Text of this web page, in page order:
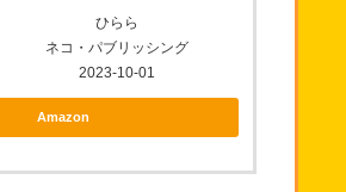
ひらら
ネコ・パブリッシング
2023-10-01
Amazon